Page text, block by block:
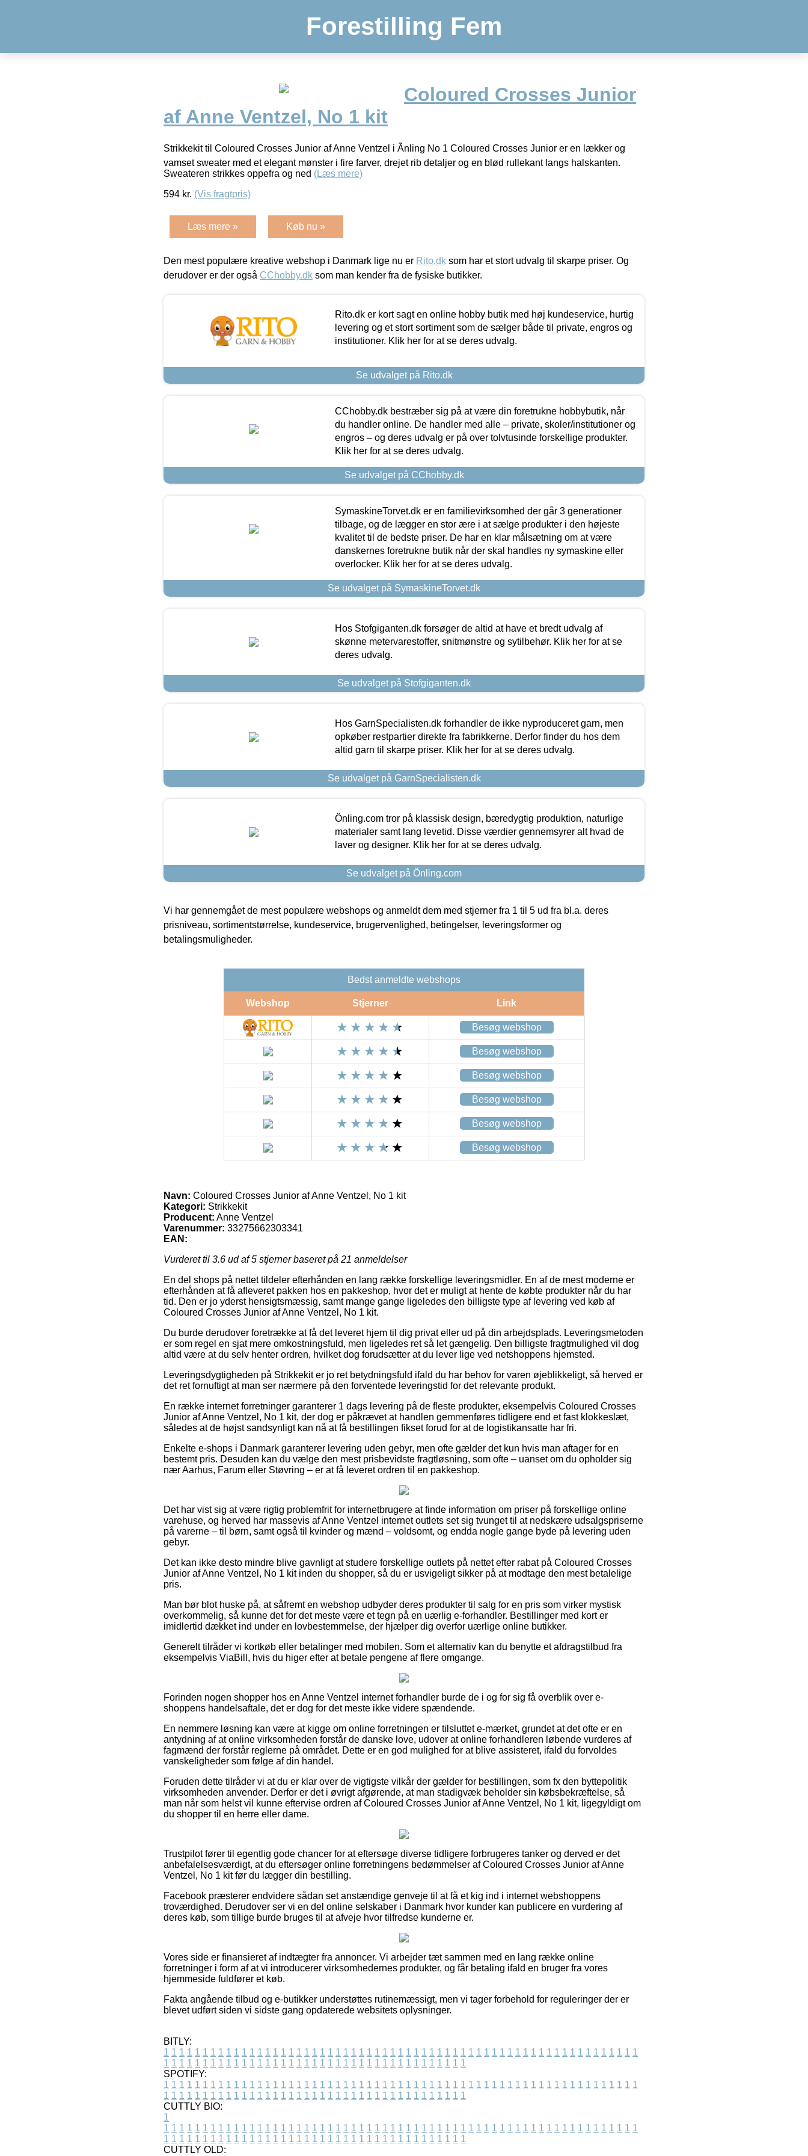
Forestilling Fem
Coloured Crosses Junior
af Anne Ventzel, No 1 kit
Strikkekit til Coloured Crosses Junior af Anne Ventzel i Ãnling No 1 Coloured Crosses Junior er en lækker og
vamset sweater med et elegant mønster i fire farver, drejet rib detaljer og en blød rullekant langs halskanten.
Sweateren strikkes oppefra og ned (Læs mere)
594 kr. (Vis fragtpris)
Læs mere » Køb nu »
Den mest populære kreative webshop i Danmark lige nu er Rito.dk som har et stort udvalg til skarpe priser. Og
derudover er der også CChobby.dk som man kender fra de fysiske butikker.
Rito.dk er kort sagt en online hobby butik med høj kundeservice, hurtig
levering og et stort sortiment som de sælger både til private, engros og
institutioner. Klik her for at se deres udvalg.
Se udvalget på Rito.dk
CChobby.dk bestræber sig på at være din foretrukne hobbybutik, når
du handler online. De handler med alle – private, skoler/institutioner og
engros – og deres udvalg er på over tolvtusinde forskellige produkter.
Klik her for at se deres udvalg.
Se udvalget på CChobby.dk
SymaskineTorvet.dk er en familievirksomhed der går 3 generationer
tilbage, og de lægger en stor ære i at sælge produkter i den højeste
kvalitet til de bedste priser. De har en klar målsætning om at være
danskernes foretrukne butik når der skal handles ny symaskine eller
overlocker. Klik her for at se deres udvalg.
Se udvalget på SymaskineTorvet.dk
Hos Stofgiganten.dk forsøger de altid at have et bredt udvalg af
skønne metervarestoffer, snitmønstre og sytilbehør. Klik her for at se
deres udvalg.
Se udvalget på Stofgiganten.dk
Hos GarnSpecialisten.dk forhandler de ikke nyproduceret garn, men
opkøber restpartier direkte fra fabrikkerne. Derfor finder du hos dem
altid garn til skarpe priser. Klik her for at se deres udvalg.
Se udvalget på GarnSpecialisten.dk
Önling.com tror på klassisk design, bæredygtig produktion, naturlige
materialer samt lang levetid. Disse værdier gennemsyrer alt hvad de
laver og designer. Klik her for at se deres udvalg.
Se udvalget på Önling.com
Vi har gennemgået de mest populære webshops og anmeldt dem med stjerner fra 1 til 5 ud fra bl.a. deres
prisniveau, sortimentstørrelse, kundeservice, brugervenlighed, betingelser, leveringsformer og
betalingsmuligheder.
Bedst anmeldte webshops
Webshop Stjerner Link
Besøg webshop
Besøg webshop
Besøg webshop
Besøg webshop
Besøg webshop
Besøg webshop
Navn: Coloured Crosses Junior af Anne Ventzel, No 1 kit
Kategori: Strikkekit
Producent: Anne Ventzel
Varenummer: 33275662303341
EAN:
Vurderet til 3.6 ud af 5 stjerner baseret på 21 anmeldelser
En del shops på nettet tildeler efterhånden en lang række forskellige leveringsmidler. En af de mest moderne er
efterhånden at få afleveret pakken hos en pakkeshop, hvor det er muligt at hente de købte produkter når du har
tid. Den er jo yderst hensigtsmæssig, samt mange gange ligeledes den billigste type af levering ved køb af
Coloured Crosses Junior af Anne Ventzel, No 1 kit.
Du burde derudover foretrække at få det leveret hjem til dig privat eller ud på din arbejdsplads. Leveringsmetoden
er som regel en sjat mere omkostningsfuld, men ligeledes ret så let gængelig. Den billigste fragtmulighed vil dog
altid være at du selv henter ordren, hvilket dog forudsætter at du lever lige ved netshoppens hjemsted.
Leveringsdygtigheden på Strikkekit er jo ret betydningsfuld ifald du har behov for varen øjeblikkeligt, så herved er
det ret fornuftigt at man ser nærmere på den forventede leveringstid for det relevante produkt.
En række internet forretninger garanterer 1 dags levering på de fleste produkter, eksempelvis Coloured Crosses
Junior af Anne Ventzel, No 1 kit, der dog er påkrævet at handlen gemmenføres tidligere end et fast klokkeslæt,
således at de højst sandsynligt kan nå at få bestillingen fikset forud for at de logistikansatte har fri.
Enkelte e-shops i Danmark garanterer levering uden gebyr, men ofte gælder det kun hvis man aftager for en
bestemt pris. Desuden kan du vælge den mest prisbevidste fragtløsning, som ofte – uanset om du opholder sig
nær Aarhus, Farum eller Støvring – er at få leveret ordren til en pakkeshop.
Det har vist sig at være rigtig problemfrit for internetbrugere at finde information om priser på forskellige online
varehuse, og herved har massevis af Anne Ventzel internet outlets set sig tvunget til at nedskære udsalgspriserne
på varerne – til børn, samt også til kvinder og mænd – voldsomt, og endda nogle gange byde på levering uden
gebyr.
Det kan ikke desto mindre blive gavnligt at studere forskellige outlets på nettet efter rabat på Coloured Crosses
Junior af Anne Ventzel, No 1 kit inden du shopper, så du er usvigeligt sikker på at modtage den mest betalelige
pris.
Man bør blot huske på, at såfremt en webshop udbyder deres produkter til salg for en pris som virker mystisk
overkommelig, så kunne det for det meste være et tegn på en uærlig e-forhandler. Bestillinger med kort er
imidlertid dækket ind under en lovbestemmelse, der hjælper dig overfor uærlige online butikker.
Generelt tilråder vi kortkøb eller betalinger med mobilen. Som et alternativ kan du benytte et afdragstilbud fra
eksempelvis ViaBill, hvis du higer efter at betale pengene af flere omgange.
Forinden nogen shopper hos en Anne Ventzel internet forhandler burde de i og for sig få overblik over e-
shoppens handelsaftale, det er dog for det meste ikke videre spændende.
En nemmere løsning kan være at kigge om online forretningen er tilsluttet e-mærket, grundet at det ofte er en
antydning af at online virksomheden forstår de danske love, udover at online forhandleren løbende vurderes af
fagmænd der forstår reglerne på området. Dette er en god mulighed for at blive assisteret, ifald du forvoldes
vanskeligheder som følge af din handel.
Foruden dette tilråder vi at du er klar over de vigtigste vilkår der gælder for bestillingen, som fx den byttepolitik
virksomheden anvender. Derfor er det i øvrigt afgørende, at man stadigvæk beholder sin købsbekræftelse, så
man når som helst vil kunne eftervise ordren af Coloured Crosses Junior af Anne Ventzel, No 1 kit, ligegyldigt om
du shopper til en herre eller dame.
Trustpilot fører til egentlig gode chancer for at eftersøge diverse tidligere forbrugeres tanker og derved er det
anbefalelsesværdigt, at du eftersøger online forretningens bedømmelser af Coloured Crosses Junior af Anne
Ventzel, No 1 kit før du lægger din bestilling.
Facebook præsterer endvidere sådan set anstændige genveje til at få et kig ind i internet webshoppens
troværdighed. Derudover ser vi en del online selskaber i Danmark hvor kunder kan publicere en vurdering af
deres køb, som tillige burde bruges til at afveje hvor tilfredse kunderne er.
Vores side er finansieret af indtægter fra annoncer. Vi arbejder tæt sammen med en lang række online
forretninger i form af at vi introducerer virksomhedernes produkter, og får betaling ifald en bruger fra vores
hjemmeside fuldfører et køb.
Fakta angående tilbud og e-butikker understøttes rutinemæssigt, men vi tager forbehold for reguleringer der er
blevet udført siden vi sidste gang opdaterede websitets oplysninger.
BITLY:
1 1 1 1 1 1 1 1 1 1 1 1 1 1 1 1 1 1 1 1 1 1 1 1 1 1 1 1 1 1 1 1 1 1 1 1 1 1 1 1 1 1 1 1 1 1 1 1 1 1 1 1 1 1 1 1 1 1 1 1 1
1 1 1 1 1 1 1 1 1 1 1 1 1 1 1 1 1 1 1 1 1 1 1 1 1 1 1 1 1 1 1 1 1 1 1 1 1 1 1
SPOTIFY:
1 1 1 1 1 1 1 1 1 1 1 1 1 1 1 1 1 1 1 1 1 1 1 1 1 1 1 1 1 1 1 1 1 1 1 1 1 1 1 1 1 1 1 1 1 1 1 1 1 1 1 1 1 1 1 1 1 1 1 1 1
1 1 1 1 1 1 1 1 1 1 1 1 1 1 1 1 1 1 1 1 1 1 1 1 1 1 1 1 1 1 1 1 1 1 1 1 1 1 1
CUTTLY BIO:
1
1 1 1 1 1 1 1 1 1 1 1 1 1 1 1 1 1 1 1 1 1 1 1 1 1 1 1 1 1 1 1 1 1 1 1 1 1 1 1 1 1 1 1 1 1 1 1 1 1 1 1 1 1 1 1 1 1 1 1 1 1
1 1 1 1 1 1 1 1 1 1 1 1 1 1 1 1 1 1 1 1 1 1 1 1 1 1 1 1 1 1 1 1 1 1 1 1 1 1 1
CUTTLY OLD: